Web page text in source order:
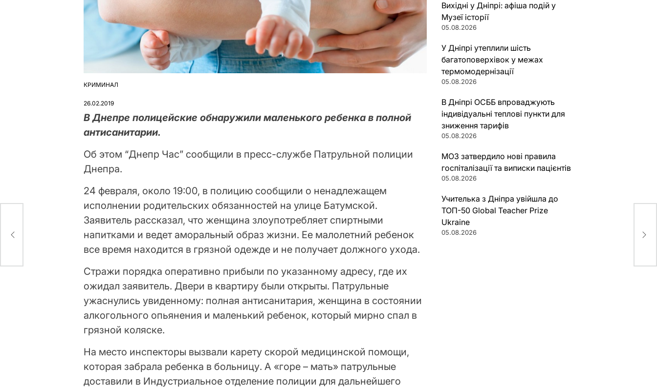
ОПУБЛІКУВАТИ
КРИМИНАЛ
26.02.2019
В Днепре полицейские обнаружили маленького ребенка в полной
антисанитарии.
Об этом “Днепр Час” сообщили в пресс-службе Патрульной полиции
Днепра.
24 февраля, около 19:00, в полицию сообщили о ненадлежащем
исполнении родительских обязанностей на улице Батумской.
Заявитель рассказал, что женщина злоупотребляет спиртными
напитками и ведет аморальный образ жизни. Ее малолетний ребенок
все время находится в грязной одежде и не получает должного ухода.
Стражи порядка оперативно прибыли по указанному адресу, где их
ожидал заявитель. Двери в квартиру были открыты. Патрульные
ужаснулись увиденному: полная антисанитария, женщина в состоянии
алкогольного опьянения и маленький ребенок, который мирно спал в
грязной коляске.
На место инспекторы вызвали карету скорой медицинской помощи,
которая забрала ребенка в больницу. А «горе – мать» патрульные
доставили в Индустриальное отделение полиции для дальнейшего
Вихідні у Дніпрі: афіша подій у
Музеї історії
05.08.2026
У Дніпрі утеплили шість
багатоповерхівок у межах
термомодернізації
05.08.2026
В Дніпрі ОСББ впроваджують
індивідуальні теплові пункти для
зниження тарифів
05.08.2026
МОЗ затвердило нові правила
госпіталізації та виписки пацієнтів
05.08.2026
Учителька з Дніпра увійшла до
ТОП-50 Global Teacher Prize
Ukraine
05.08.2026